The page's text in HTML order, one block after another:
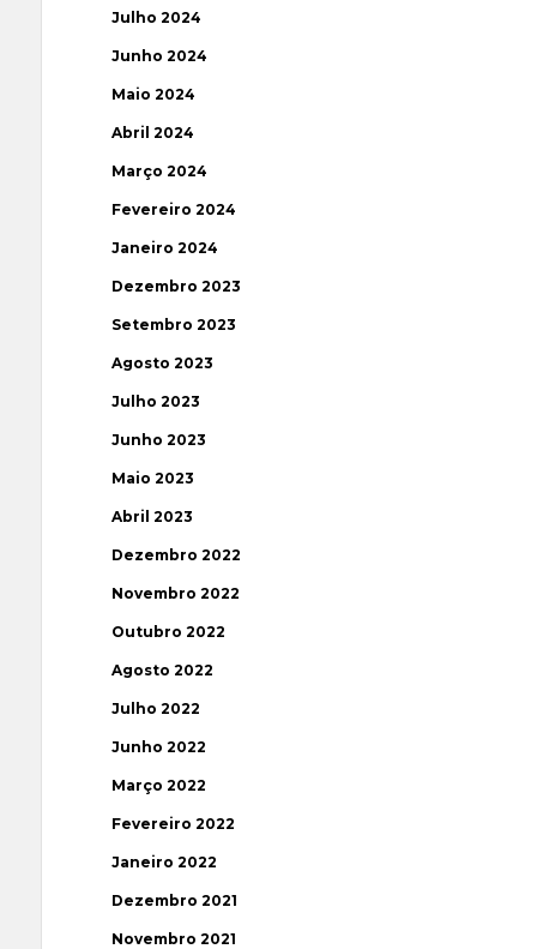
Julho 2024
Junho 2024
Maio 2024
Abril 2024
Março 2024
Fevereiro 2024
Janeiro 2024
Dezembro 2023
Setembro 2023
Agosto 2023
Julho 2023
Junho 2023
Maio 2023
Abril 2023
Dezembro 2022
Novembro 2022
Outubro 2022
Agosto 2022
Julho 2022
Junho 2022
Março 2022
Fevereiro 2022
Janeiro 2022
Dezembro 2021
Novembro 2021